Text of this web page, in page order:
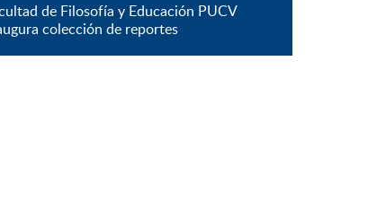
de Filosofía y Educación PUCV
colección de reportes